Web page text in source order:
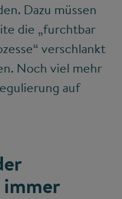
Dazu müssen
die „furchtbar
verschlankt
Noch viel mehr
auf